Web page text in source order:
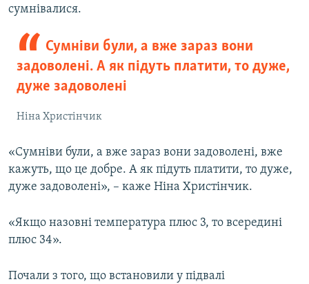
сумнівалися.
Сумніви були, а вже зараз вони
задоволені. А як підуть платити, то дуже,
дуже задоволені
Ніна Христінчик
«Сумніви були, а вже зараз вони задоволені, вже
кажуть, що це добре. А як підуть платити, то дуже,
дуже задоволені», – каже Ніна Христінчик.
«Якщо назовні температура плюс 3, то всередині
плюс 34».
Почали з того, що встановили у підвалі